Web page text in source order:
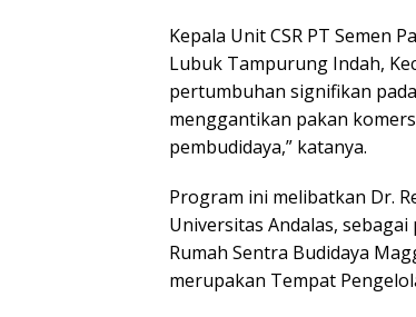
Kepala Unit CSR PT Semen
Lubuk Tampurung Indah,
pertumbuhan signifikan
menggantikan pakan
pembudidaya,” katanya.
Program ini melibatkan Dr.
Universitas Andalas,
Rumah Sentra Budidaya
merupakan Tempat